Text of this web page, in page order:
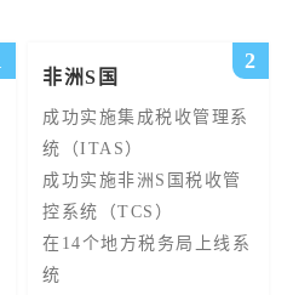
2
非洲S国
成功实施集成税收管理系
统（ITAS）
成功实施非洲S国税收管
控系统（TCS）
在14个地方税务局上线系
统